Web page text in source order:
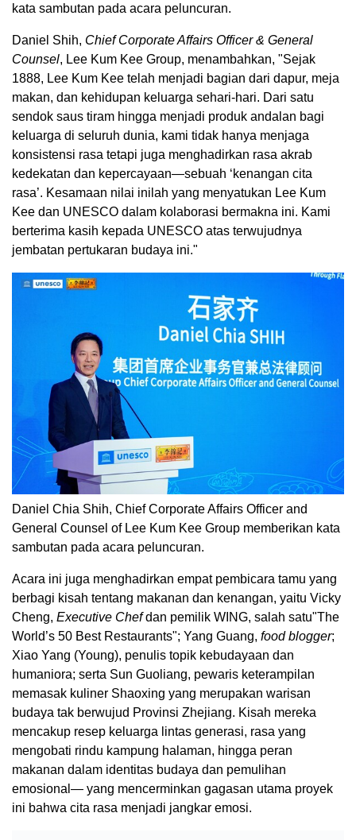
kata sambutan pada acara peluncuran.
Daniel Shih, Chief Corporate Affairs Officer & General
Counsel, Lee Kum Kee Group, menambahkan, "Sejak
1888, Lee Kum Kee telah menjadi bagian dari dapur, meja
makan, dan kehidupan keluarga sehari-hari. Dari satu
sendok saus tiram hingga menjadi produk andalan bagi
keluarga di seluruh dunia, kami tidak hanya menjaga
konsistensi rasa tetapi juga menghadirkan rasa akrab
kedekatan dan kepercayaan—sebuah ‘kenangan cita
rasa’. Kesamaan nilai inilah yang menyatukan Lee Kum
Kee dan UNESCO dalam kolaborasi bermakna ini. Kami
berterima kasih kepada UNESCO atas terwujudnya
jembatan pertukaran budaya ini."
Daniel Chia Shih, Chief Corporate Affairs Officer and
General Counsel of Lee Kum Kee Group memberikan kata
sambutan pada acara peluncuran.
Acara ini juga menghadirkan empat pembicara tamu yang
berbagi kisah tentang makanan dan kenangan, yaitu Vicky
Cheng, Executive Chefdan pemilik WING, salah satu"The
World’s 50 Best Restaurants"; Yang Guang, food blogger;
Xiao Yang (Young), penulis topik kebudayaan dan
humaniora; serta Sun Guoliang, pewaris keterampilan
memasak kuliner Shaoxing yang merupakan warisan
budaya tak berwujud Provinsi Zhejiang. Kisah mereka
mencakup resep keluarga lintas generasi, rasa yang
mengobati rindu kampung halaman, hingga peran
makanan dalam identitas budaya dan pemulihan
emosional— yang mencerminkan gagasan utama proyek
ini bahwa cita rasa menjadi jangkar emosi.